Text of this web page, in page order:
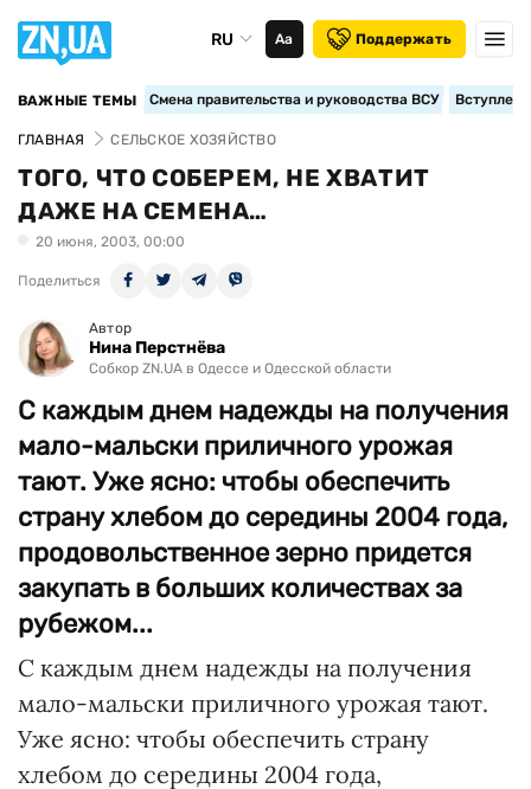
RU Аа Поддержать
ВАЖНЫЕ ТЕМЫ Смена правительства и руководства ВСУ
ГЛАВНАЯ СЕЛЬСКОЕ ХОЗЯЙСТВО
ТОГО, ЧТО СОБЕРЕМ, НЕ ХВАТИТ
ДАЖЕ НА СЕМЕНА…
20 июня, 2003, 00:00
Поделиться
Автор
Нина Перстнёва
Собкор ZN.UA в Одессе и Одесской области
С каждым днем надежды на получения
мало-мальски приличного урожая
тают. Уже ясно: чтобы обеспечить
страну хлебом до середины 2004 года,
продовольственное зерно придется
закупать в больших количествах за
рубежом...
С каждым днем надежды на получения
мало-мальски приличного урожая тают.
Уже ясно: чтобы обеспечить страну
хлебом до середины 2004 года,